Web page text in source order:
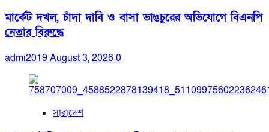
মার্কেট দখল, চাঁদা দাবি ও বাসা ভাঙচুরের অভিযোগে বিএনপি
নেতার বিরুদ্ধে
admi2019August 3, 20260
সারাদেশ